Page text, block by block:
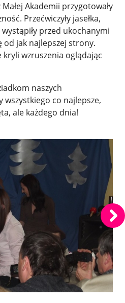
Akademii przygotowały
Przećwiczyły jasełka,
przed ukochanymi
od jak najlepszej strony.
wzruszenia oglądając
naszych
wszystkiego co najlepsze,
ale każdego dnia!